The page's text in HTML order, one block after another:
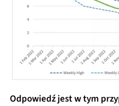
Odpowiedź jest w tym